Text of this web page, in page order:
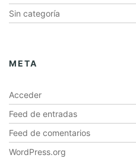
Sin categoría
META
Acceder
Feed de entradas
Feed de comentarios
WordPress.org